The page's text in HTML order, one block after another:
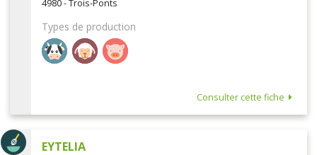
4980 - Trois-Ponts
Types de production
Consulter cette fiche
EYTELIA